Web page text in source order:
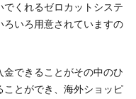
くれるゼロカットシステ
ろいろ用意されていますの
できることがその中のひ
ことができ、海外ショッピ